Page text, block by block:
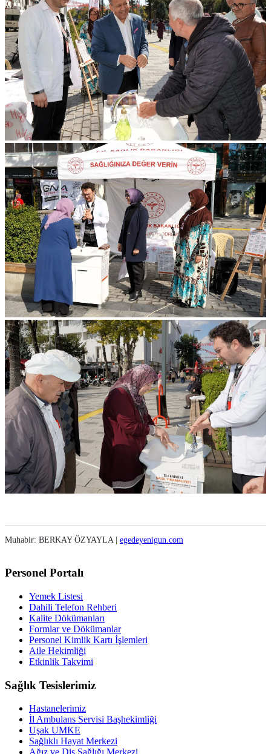
Muhabir: BERKAY ÖZYAYLA | egedeyenigun.com
Personel Portalı
Yemek Listesi
Dahili Telefon Rehberi
Kalite Dökümanları
Formlar ve Dökümanlar
Personel Kimlik Kartı İşlemleri
Aile Hekimliği
Etkinlik Takvimi
Sağlık Tesislerimiz
Hastanelerimiz
İl Ambulans Servisi Başhekimliği
Uşak UMKE
Sağlıklı Hayat Merkezi